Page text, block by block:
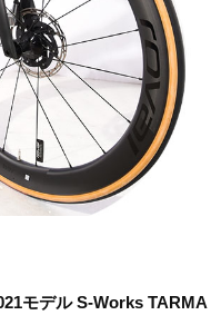
モデル S-Works TARMA